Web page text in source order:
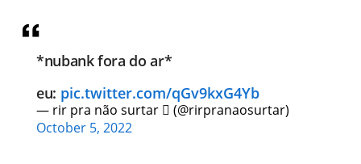
*nubank fora do ar*
eu: pic.twitter.com/qGv9kxG4Yb
— rir pra não surtar  (@rirpranaosurtar)
October 5, 2022